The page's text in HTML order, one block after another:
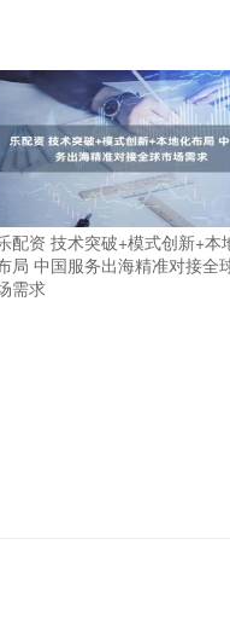
配资 技术突破+模式创新+本
局 中国服务出海精准对接全
需求